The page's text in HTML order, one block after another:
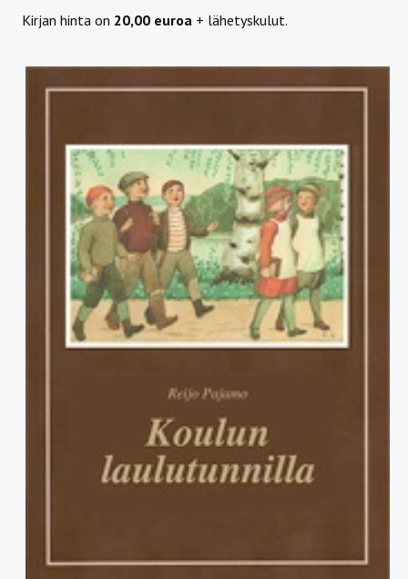
Kirjan hinta on 20,00 euroa + lähetyskulut.